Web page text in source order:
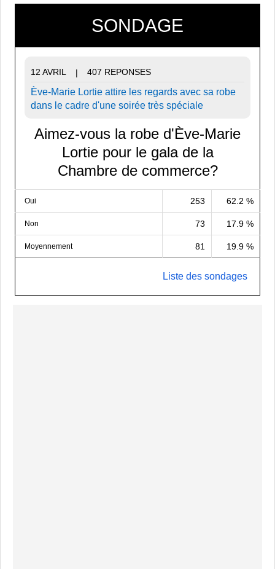
SONDAGE
12 AVRIL | 407 REPONSES
Ève-Marie Lortie attire les regards avec sa robe
dans le cadre d'une soirée très spéciale
Aimez-vous la robe d'Ève-Marie
Lortie pour le gala de la
Chambre de commerce?
Oui 253 62.2 %
Non 73 17.9 %
Moyennement 81 19.9 %
Liste des sondages